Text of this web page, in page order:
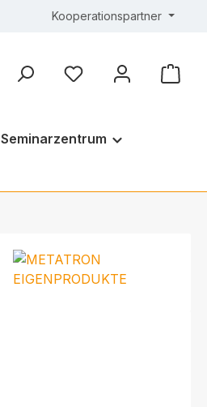
Kooperationspartner
Seminarzentrum